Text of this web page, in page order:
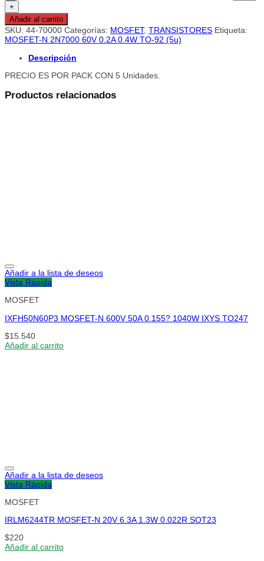
Añadir al carrito
SKU: 44-70000 Categorías: MOSFET, TRANSISTORES Etiqueta:
MOSFET-N 2N7000 60V 0.2A 0.4W TO-92 (5u)
Descripción
PRECIO ES POR PACK CON 5 Unidades.
Productos relacionados
Añadir a la lista de deseos
Vista Rápida
MOSFET
IXFH50N60P3 MOSFET-N 600V 50A 0.155? 1040W IXYS TO247
$15.540
Añadir al carrito
Añadir a la lista de deseos
Vista Rápida
MOSFET
IRLM6244TR MOSFET-N 20V 6.3A 1.3W 0.022R SOT23
$220
Añadir al carrito